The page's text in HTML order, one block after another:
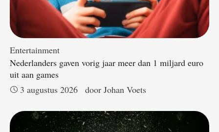
Entertainment
Nederlanders gaven vorig jaar meer dan 1 miljard euro
uit aan games
3 augustus 2026
door Johan Voets